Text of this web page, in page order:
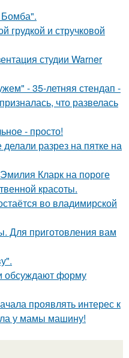
грудкой и стручковой
студии Warner
- 35-летняя стендап -
что развелась
- просто!
разрез на пятке на
Кларк на пороге
красоты.
во владимирской
Для приготовления вам
обсуждают форму
проявлять интерес к
у мамы машину!